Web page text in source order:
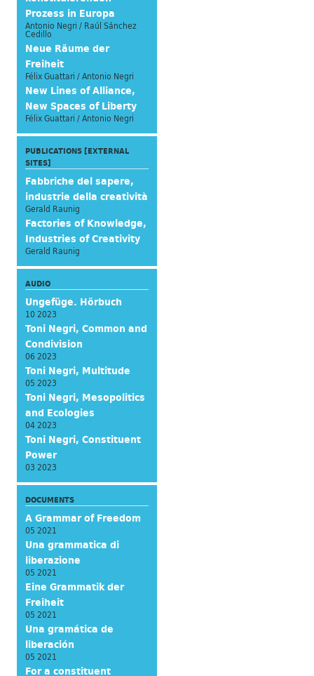
Prozess in Europa
Antonio Negri / Raúl Sánchez
Cedillo
Neue Räume der
Freiheit
Félix Guattari / Antonio Negri
New Lines of Alliance,
New Spaces of Liberty
Félix Guattari / Antonio Negri
PUBLICATIONS [EXTERNAL
SITES]
Fabbriche del sapere,
industrie della creatività
Gerald Raunig
Factories of Knowledge,
Industries of Creativity
Gerald Raunig
AUDIO
Ungefüge. Hörbuch
10 2023
Toni Negri, Common and
Condivision
06 2023
Toni Negri, Multitude
05 2023
Toni Negri, Mesopolitics
and Ecologies
04 2023
Toni Negri, Constituent
Power
03 2023
DOCUMENTS
A Grammar of Freedom
05 2021
Una grammatica di
liberazione
05 2021
Eine Grammatik der
Freiheit
05 2021
Una gramática de
liberación
05 2021
For a constituent